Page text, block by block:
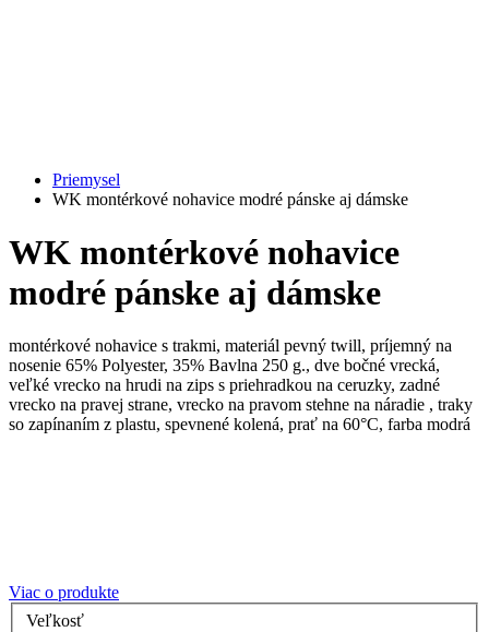
Priemysel
WK montérkové nohavice modré pánske aj dámske
WK montérkové nohavice
modré pánske aj dámske
montérkové nohavice s trakmi, materiál pevný twill, príjemný na
nosenie 65% Polyester, 35% Bavlna 250 g., dve bočné vrecká,
veľké vrecko na hrudi na zips s priehradkou na ceruzky, zadné
vrecko na pravej strane, vrecko na pravom stehne na náradie , traky
so zapínaním z plastu, spevnené kolená, prať na 60°C, farba modrá
Viac o produkte
Veľkosť